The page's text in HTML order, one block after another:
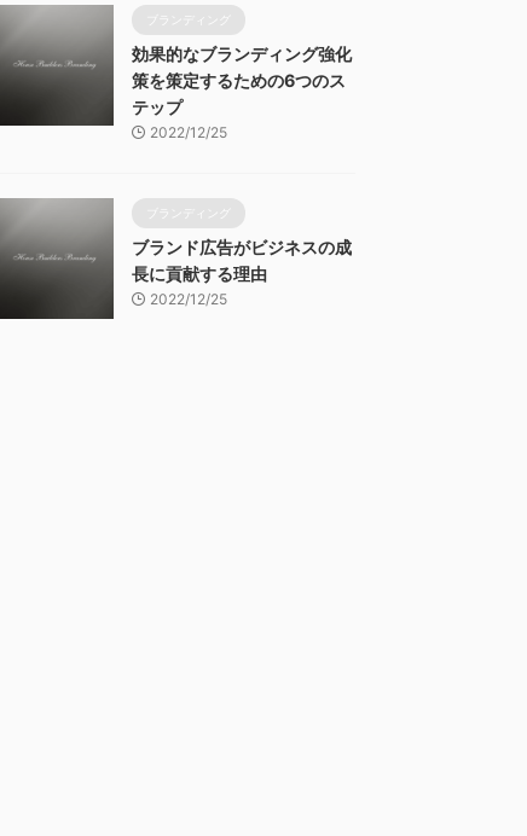
ブランディング
効果的なブランディング強化
策を策定するための6つのス
テップ
2022/12/25
ブランディング
ブランド広告がビジネスの成
長に貢献する理由
2022/12/25